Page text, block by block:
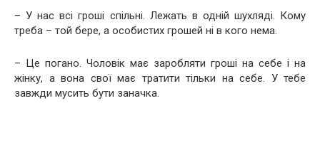
– У нас всі гроші спільні. Лежать в одній шухляді. Кому
треба – той бере, а особистих грошей ні в кого нема.
– Це погано. Чоловік має заробляти гроші на себе і на
жінку, а вона свої має тратити тільки на себе. У тебе
завжди мусить бути заначка.